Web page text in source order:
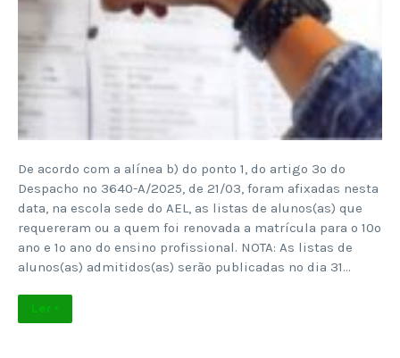
De acordo com a alínea b) do ponto 1, do artigo 3º do
Despacho nº 3640-A/2025, de 21/03, foram afixadas nesta
data, na escola sede do AEL, as listas de alunos(as) que
requereram ou a quem foi renovada a matrícula para o 10º
ano e 1º ano do ensino profissional. NOTA: As listas de
alunos(as) admitidos(as) serão publicadas no dia 31…
Ler +